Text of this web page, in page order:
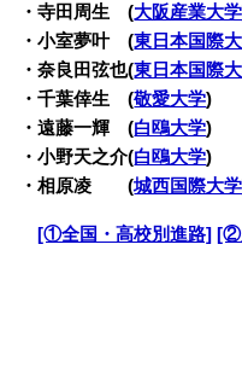
・寺田周生 (大阪産業大学
・小室夢叶 (東日本国際
・奈良田弦也(東日本国際
・千葉倖生 (敬愛大学)
・遠藤一輝 (白鴎大学)
・小野天之介(白鴎大学)
・相原凌 (城西国際大学
[①全国・高校別進路] [②